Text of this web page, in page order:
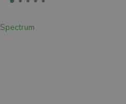
Spectrum